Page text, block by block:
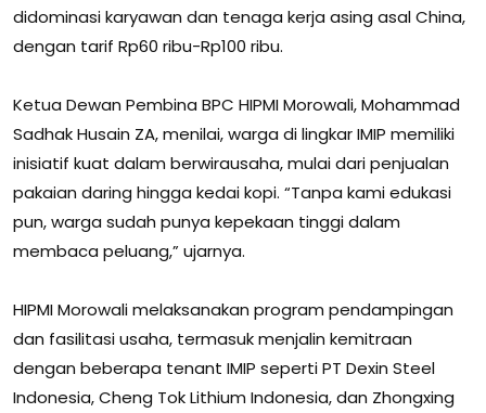
didominasi karyawan dan tenaga kerja asing asal China,
dengan tarif Rp60 ribu-Rp100 ribu.
Ketua Dewan Pembina BPC HIPMI Morowali, Mohammad
Sadhak Husain ZA, menilai, warga di lingkar IMIP memiliki
inisiatif kuat dalam berwirausaha, mulai dari penjualan
pakaian daring hingga kedai kopi. “Tanpa kami edukasi
pun, warga sudah punya kepekaan tinggi dalam
membaca peluang,” ujarnya.
HIPMI Morowali melaksanakan program pendampingan
dan fasilitasi usaha, termasuk menjalin kemitraan
dengan beberapa tenant IMIP seperti PT Dexin Steel
Indonesia, Cheng Tok Lithium Indonesia, dan Zhongxing